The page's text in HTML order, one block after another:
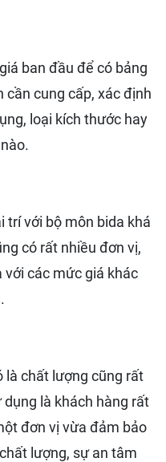
ban đầu để có bảng
cần cung cấp, xác định
loại kích thước hay
với bộ môn bida khá
có rất nhiều đơn vị,
với các mức giá khác
chất lượng cũng rất
là khách hàng rất
đơn vị vừa đảm bảo
lượng, sự an tâm